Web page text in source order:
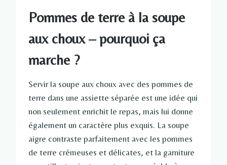
Pommes de terre à la soupe
aux choux – pourquoi ça
marche ?
Servir la soupe aux choux avec des pommes de
terre dans une assiette séparée est une idée qui
non seulement enrichit le repas, mais lui donne
également un caractère plus exquis. La soupe
aigre contraste parfaitement avec les pommes
de terre crémeuses et délicates, et la garniture